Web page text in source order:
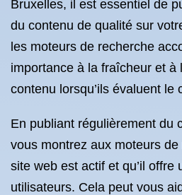
Bruxelles, il est essentiel de
du contenu de qualité sur
les moteurs de recherche
importance à la fraîcheur et à
contenu lorsqu’ils évaluent le
En publiant régulièrement du
vous montrez aux moteurs
site web est actif et qu’il offre
utilisateurs. Cela peut vous